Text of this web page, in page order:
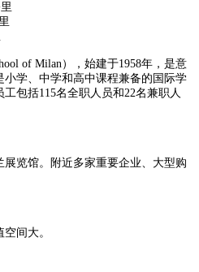
of Milan），始建于1958年，是意
学、中学和高中课程兼备的国际学
包括115名全职人员和22名兼职人
览馆。附近多家重要企业、大型购
间大。